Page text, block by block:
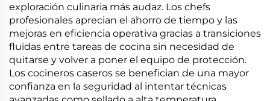
exploración culinaria más audaz. Los chefs
profesionales aprecian el ahorro de tiempo y las
mejoras en eficiencia operativa gracias a transiciones
fluidas entre tareas de cocina sin necesidad de
quitarse y volver a poner el equipo de protección.
Los cocineros caseros se benefician de una mayor
confianza en la seguridad al intentar técnicas